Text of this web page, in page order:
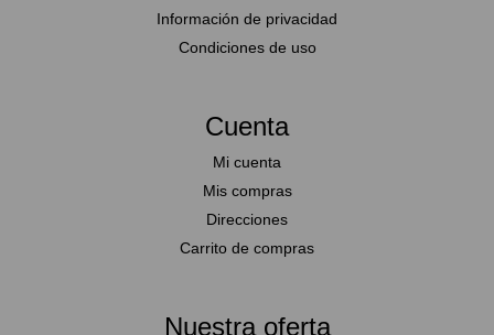
Información de privacidad
Condiciones de uso
Cuenta
Mi cuenta
Mis compras
Direcciones
Carrito de compras
Nuestra oferta